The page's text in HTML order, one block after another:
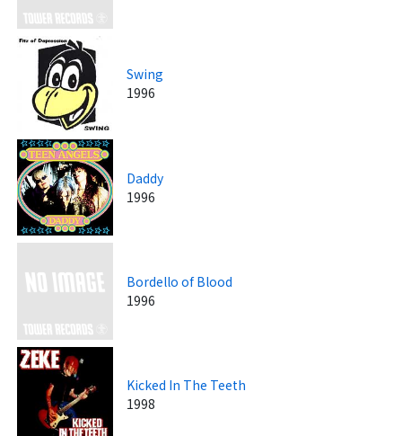
Swing
1996
Daddy
1996
Bordello of Blood
1996
Kicked In The Teeth
1998